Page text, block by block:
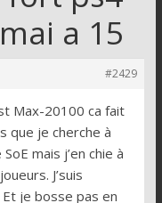
a 15
#2429
Max-20100 ca fait
que je cherche à
mais j’en chie à
J’suis
je bosse pas en